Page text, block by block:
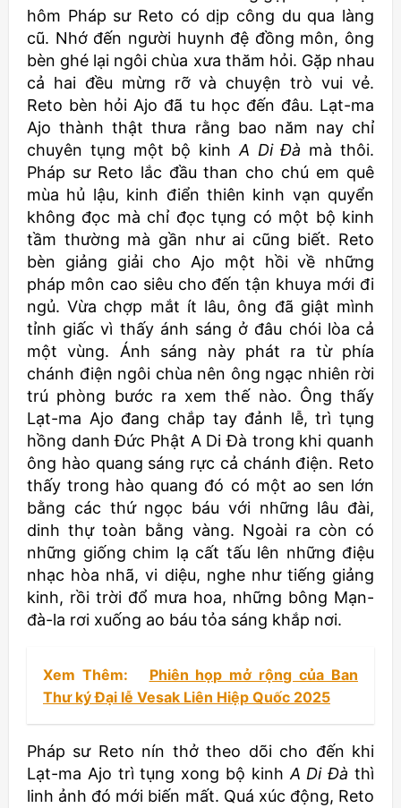
hôm Pháp sư Reto có dịp công du qua làng
cũ. Nhớ đến người huynh đệ đồng môn, ông
bèn ghé lại ngôi chùa xưa thăm hỏi. Gặp nhau
cả hai đều mừng rỡ và chuyện trò vui vẻ.
Reto bèn hỏi Ajo đã tu học đến đâu. Lạt-ma
Ajo thành thật thưa rằng bao năm nay chỉ
chuyên tụng một bộ kinh A Di Đà mà thôi.
Pháp sư Reto lắc đầu than cho chú em quê
mùa hủ lậu, kinh điển thiên kinh vạn quyển
không đọc mà chỉ đọc tụng có một bộ kinh
tầm thường mà gần như ai cũng biết. Reto
bèn giảng giải cho Ajo một hồi về những
pháp môn cao siêu cho đến tận khuya mới đi
ngủ. Vừa chợp mắt ít lâu, ông đã giật mình
tỉnh giấc vì thấy ánh sáng ở đâu chói lòa cả
một vùng. Ánh sáng này phát ra từ phía
chánh điện ngôi chùa nên ông ngạc nhiên rời
trú phòng bước ra xem thế nào. Ông thấy
Lạt-ma Ajo đang chắp tay đảnh lễ, trì tụng
hồng danh Đức Phật A Di Đà trong khi quanh
ông hào quang sáng rực cả chánh điện. Reto
thấy trong hào quang đó có một ao sen lớn
bằng các thứ ngọc báu với những lâu đài,
dinh thự toàn bằng vàng. Ngoài ra còn có
những giống chim lạ cất tấu lên những điệu
nhạc hòa nhã, vi diệu, nghe như tiếng giảng
kinh, rồi trời đổ mưa hoa, những bông Mạn-
đà-la rơi xuống ao báu tỏa sáng khắp nơi.
Xem Thêm:
Phiên họp mở rộng của Ban
Thư ký Đại lễ Vesak Liên Hiệp Quốc 2025
Pháp sư Reto nín thở theo dõi cho đến khi
Lạt-ma Ajo trì tụng xong bộ kinh A Di Đà thì
linh ảnh đó mới biến mất. Quá xúc động, Reto